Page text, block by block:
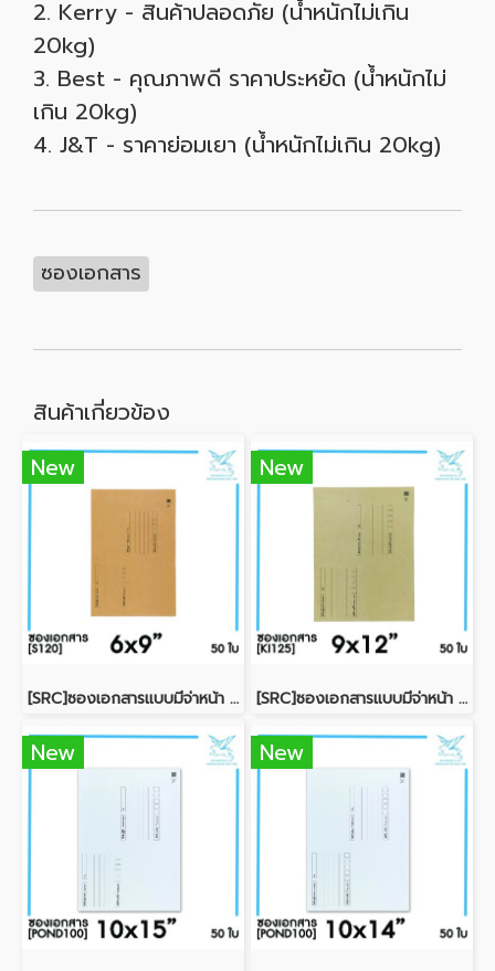
2. Kerry - สินค้าปลอดภัย (น้ำหนักไม่เกิน
20kg)
3. Best - คุณภาพดี ราคาประหยัด (น้ำหนักไม่
เกิน 20kg)
4. J&T - ราคาย่อมเยา (น้ำหนักไม่เกิน 20kg)
ซองเอกสาร
สินค้าเกี่ยวข้อง
New
[SRC]ซองเอกสารแบบมีจ่าหน้า 6x9"(S120)
New
[SRC]ซองเอกสารแบบมีจ่าหน้า 9x12"(KI125)
New New